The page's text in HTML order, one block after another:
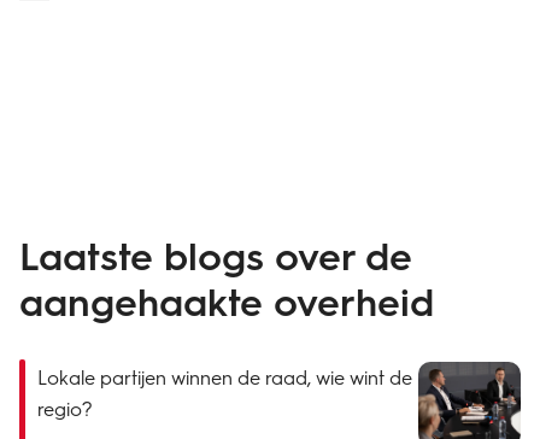
Laatste blogs over de
aangehaakte overheid
Lokale partijen winnen de raad, wie wint de
regio?